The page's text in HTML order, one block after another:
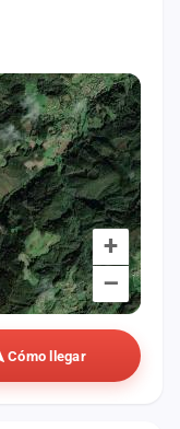
+
–
Cómo llegar